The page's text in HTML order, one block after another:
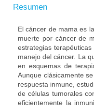
Resumen
El cáncer de mama es
muerte por cáncer de
estrategias
manejo del cáncer. La
en esquemas de
Aunque clásicamente
respuesta inmune,
de células tumorales
eficientemente la